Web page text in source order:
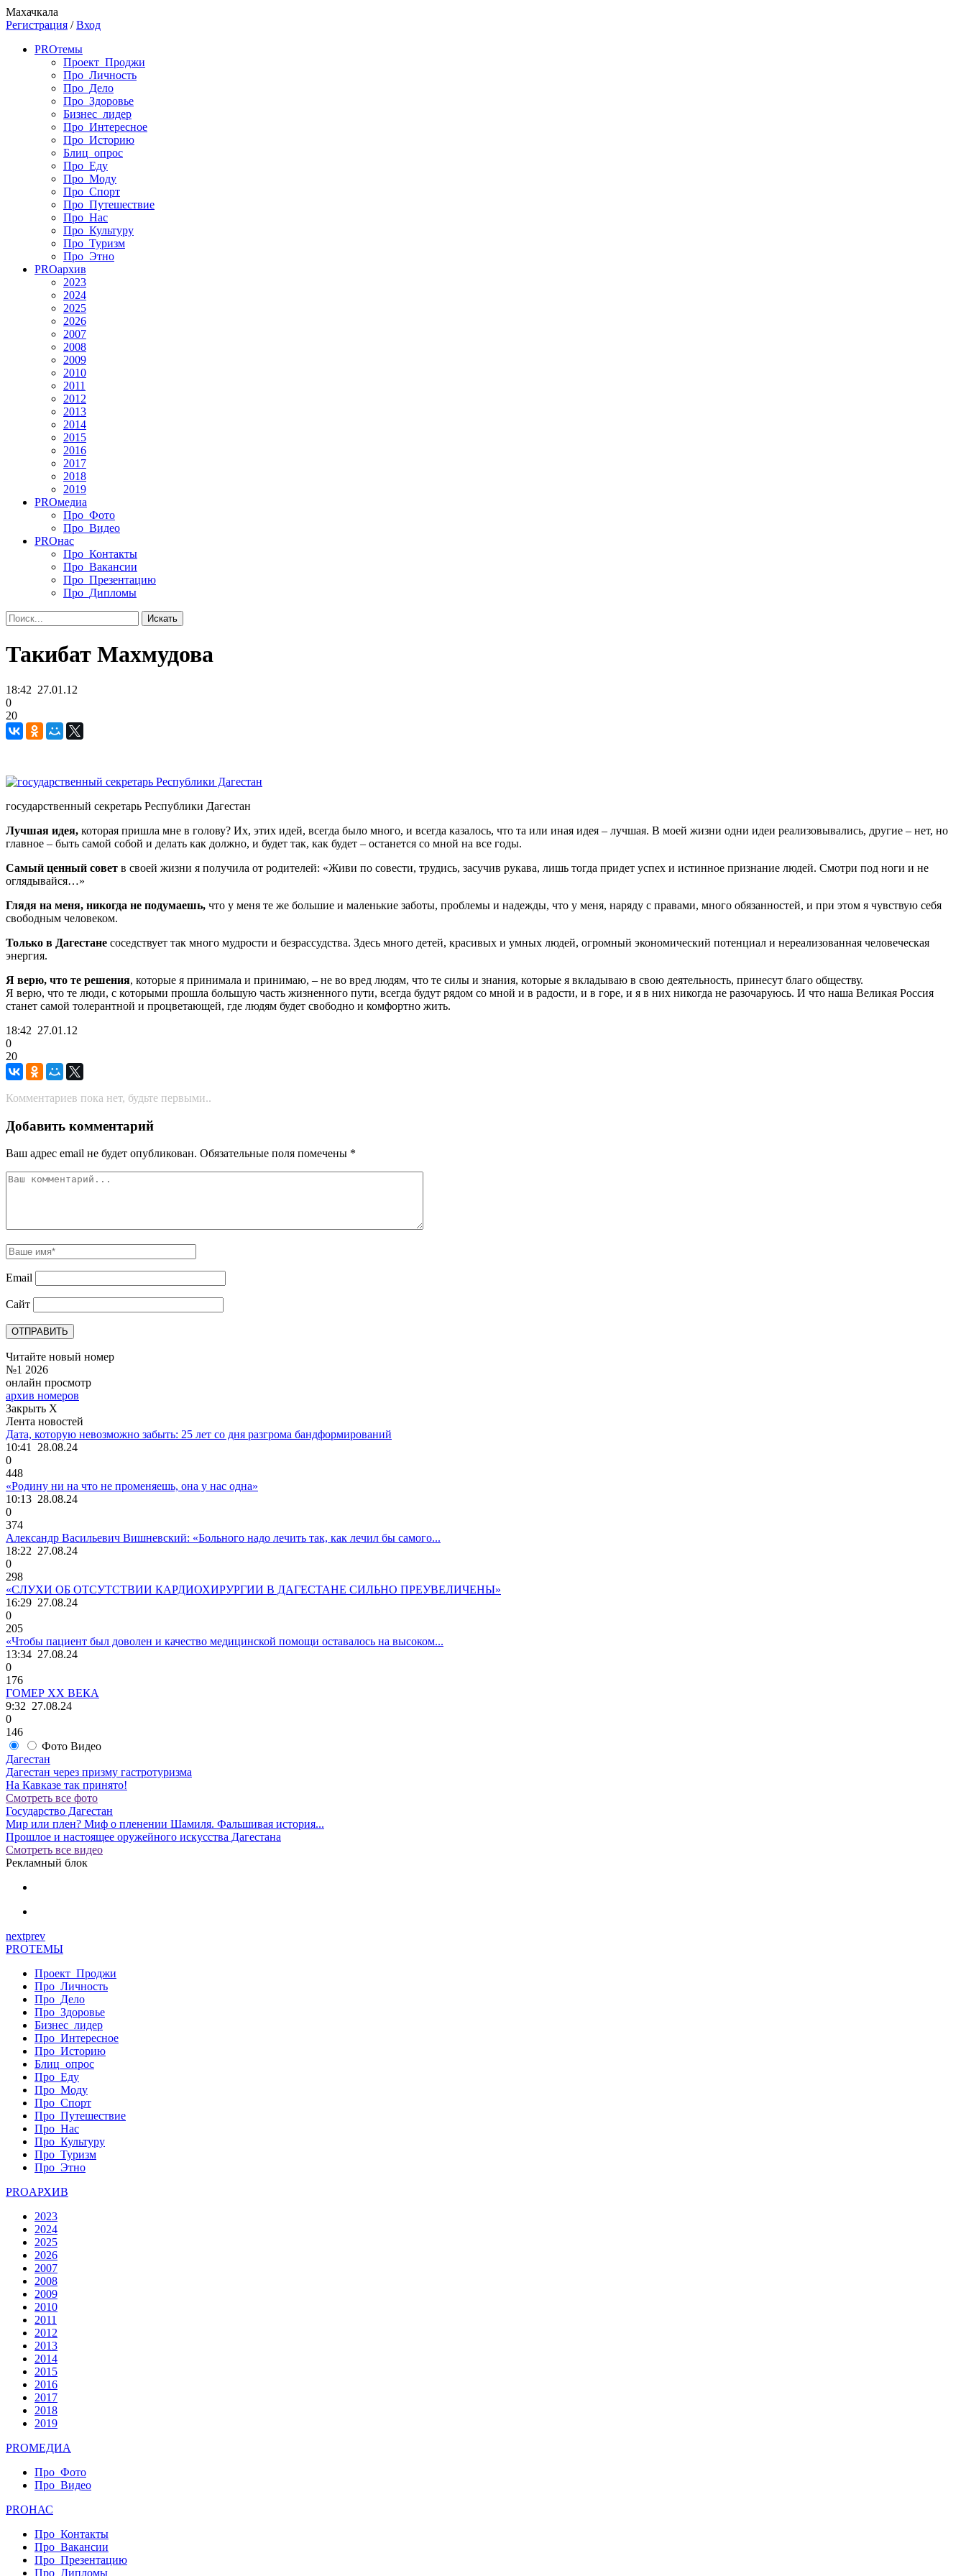
Махачкала
Регистрация /Вход
PROтемы
Проект_Проджи
Про_Личность
Про_Дело
Про_Здоровье
Бизнес_лидер
Про_Интересное
Про_Историю
Блиц_опрос
Про_Еду
Про_Моду
Про_Спорт
Про_Путешествие
Про_Нас
Про_Культуру
Про_Туризм
Про_Этно
PROархив
2023
2024
2025
2026
2007
2008
2009
2010
2011
2012
2013
2014
2015
2016
2017
2018
2019
PROмедиа
Про_Фото
Про_Видео
PROнас
Про_Контакты
Про_Вакансии
Про_Презентацию
Про_Дипломы
Такибат Махмудова
18:42 27.01.12
0
20
государственный секретарь Республики Дагестан
Лучшая идея, которая пришла мне в голову? Их, этих идей, всегда было много, и всегда казалось, что та или иная идея – лучшая. В моей жизни одни идеи реализовывались, другие – нет, но
главное – быть самой собой и делать как должно, и будет так, как будет – останется со мной на все годы.
Самый ценный совет в своей жизни я получила от родителей: «Живи по совести, трудись, засучив рукава, лишь тогда придет успех и истинное признание людей. Смотри под ноги и не
оглядывайся…»
Глядя на меня, никогда не подумаешь, что у меня те же большие и маленькие заботы, проблемы и надежды, что у меня, наряду с правами, много обязанностей, и при этом я чувствую себя
свободным человеком.
Только в Дагестане соседствует так много мудрости и безрассудства. Здесь много детей, красивых и умных людей, огромный экономический потенциал и нереализованная человеческая
энергия.
Я верю, что те решения, которые я принимала и принимаю, – не во вред людям, что те силы и знания, которые я вкладываю в свою деятельность, принесут благо обществу.
Я верю, что те люди, с которыми прошла большую часть жизненного пути, всегда будут рядом со мной и в радости, и в горе, и я в них никогда не разочаруюсь. И что наша Великая Россия
станет самой толерантной и процветающей, где людям будет свободно и комфортно жить.
18:42 27.01.12
0
20
Комментариев пока нет, будьте первыми..
Добавить комментарий
Ваш адрес email не будет опубликован. Обязательные поля помечены *
Email
Сайт
Читайте новый номер
№1 2026
онлайн просмотр
архив номеров
Закрыть X
Лента новостей
Дата, которую невозможно забыть: 25 лет со дня разгрома бандформирований
10:41 28.08.24
0
448
«Родину ни на что не променяешь, она у нас одна»
10:13 28.08.24
0
374
Александр Васильевич Вишневский: «Больного надо лечить так, как лечил бы самого...
18:22 27.08.24
0
298
«СЛУХИ ОБ ОТСУТСТВИИ КАРДИОХИРУРГИИ В ДАГЕСТАНЕ СИЛЬНО ПРЕУВЕЛИЧЕНЫ»
16:29 27.08.24
0
205
«Чтобы пациент был доволен и качество медицинской помощи оставалось на высоком...
13:34 27.08.24
0
176
ГОМЕР ХХ ВЕКА
9:32 27.08.24
0
146
Фото Видео
Дагестан
Дагестан через призму гастротуризма
На Кавказе так принято!
Смотреть все фото
Государство Дагестан
Мир или плен? Миф о пленении Шамиля. Фальшивая история...
Прошлое и настоящее оружейного искусства Дагестана
Смотреть все видео
Рекламный блок
nextprev
PROТЕМЫ
Проект_Проджи
Про_Личность
Про_Дело
Про_Здоровье
Бизнес_лидер
Про_Интересное
Про_Историю
Блиц_опрос
Про_Еду
Про_Моду
Про_Спорт
Про_Путешествие
Про_Нас
Про_Культуру
Про_Туризм
Про_Этно
PROАРХИВ
2023
2024
2025
2026
2007
2008
2009
2010
2011
2012
2013
2014
2015
2016
2017
2018
2019
PROМЕДИА
Про_Фото
Про_Видео
PROНАС
Про_Контакты
Про_Вакансии
Про_Презентацию
Про_Дипломы